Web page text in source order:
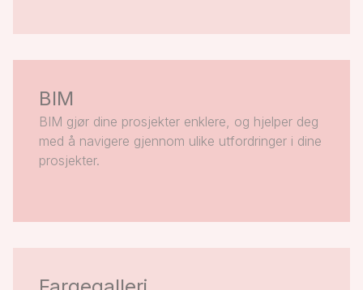
BIM
BIM gjør dine prosjekter enklere, og hjelper deg
med å navigere gjennom ulike utfordringer i dine
prosjekter.